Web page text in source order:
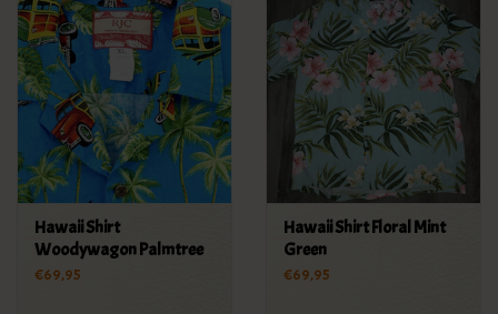
Hawaii Shirt
Woodywagon Palmtree
€69,95
Hawaii Shirt Floral Mint
Green
€69,95